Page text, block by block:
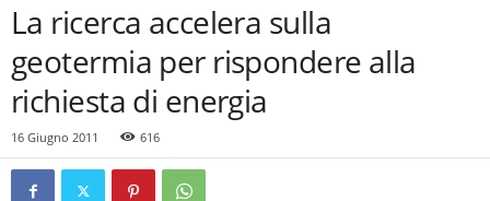
La ricerca accelera sulla
geotermia per rispondere alla
richiesta di energia
16 Giugno 2011 616